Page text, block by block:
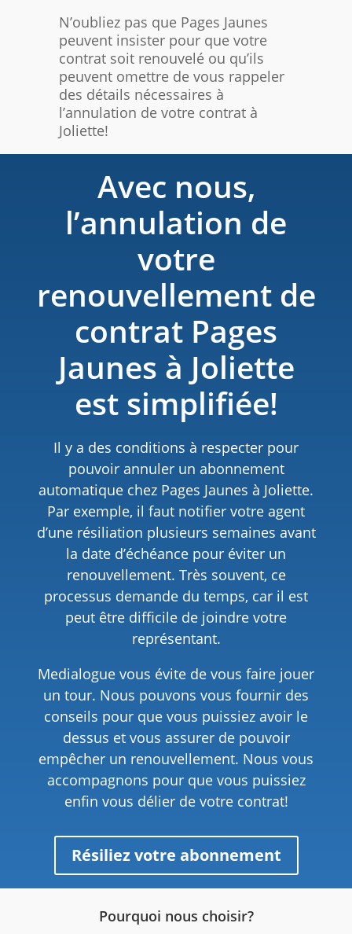
N’oubliez pas que Pages Jaunes
peuvent insister pour que votre
contrat soit renouvelé ou qu’ils
peuvent omettre de vous rappeler
des détails nécessaires à
l’annulation de votre contrat à
Joliette!
Avec nous,
l’annulation de
votre
renouvellement de
contrat Pages
Jaunes à Joliette
est simplifiée!
Il y a des conditions à respecter pour
pouvoir annuler un abonnement
automatique chez Pages Jaunes à Joliette.
Par exemple, il faut notifier votre agent
d’une résiliation plusieurs semaines avant
la date d’échéance pour éviter un
renouvellement. Très souvent, ce
processus demande du temps, car il est
peut être difficile de joindre votre
représentant.
Medialogue vous évite de vous faire jouer
un tour. Nous pouvons vous fournir des
conseils pour que vous puissiez avoir le
dessus et vous assurer de pouvoir
empêcher un renouvellement. Nous vous
accompagnons pour que vous puissiez
enfin vous délier de votre contrat!
Résiliez votre abonnement
Pourquoi nous choisir?